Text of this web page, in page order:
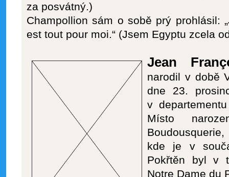
za posvátný.)
Champollion sám o sobě prý prohlásil:
est tout pour moi.“ (Jsem Egyptu zcela
Jean
narodil v době
dne 23.
v
Místo
kde je v
Pokřtěn byl v
Notre Dame du